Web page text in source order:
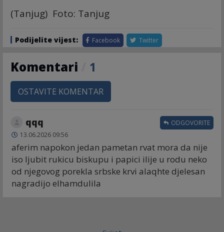
(Tanjug) Foto: Tanjug
Podijelite vijest: Facebook Twitter
Komentari 1
OSTAVITE KOMENTAR
qqq
13.06.2026 09:56
aferim napokon jedan pametan rvat mora da nije
iso ljubit rukicu biskupu i papici ilije u rodu neko
od njegovog porekla srbske krvi alaqhte djelesan
nagradijo elhamdulila
ODGOVORITE